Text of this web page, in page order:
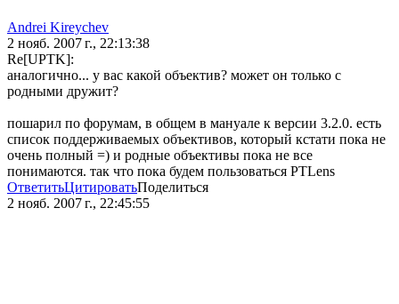
Andrei Kireychev
2 нояб. 2007 г., 22:13:38
Re[UPTK]:
аналогично... у вас какой объектив? может он только с
родными дружит?
пошарил по форумам, в общем в мануале к версии 3.2.0. есть
список поддерживаемых объективов, который кстати пока не
очень полный =) и родные объективы пока не все
понимаются. так что пока будем пользоваться PTLens
ОтветитьЦитироватьПоделиться
2 нояб. 2007 г., 22:45:55